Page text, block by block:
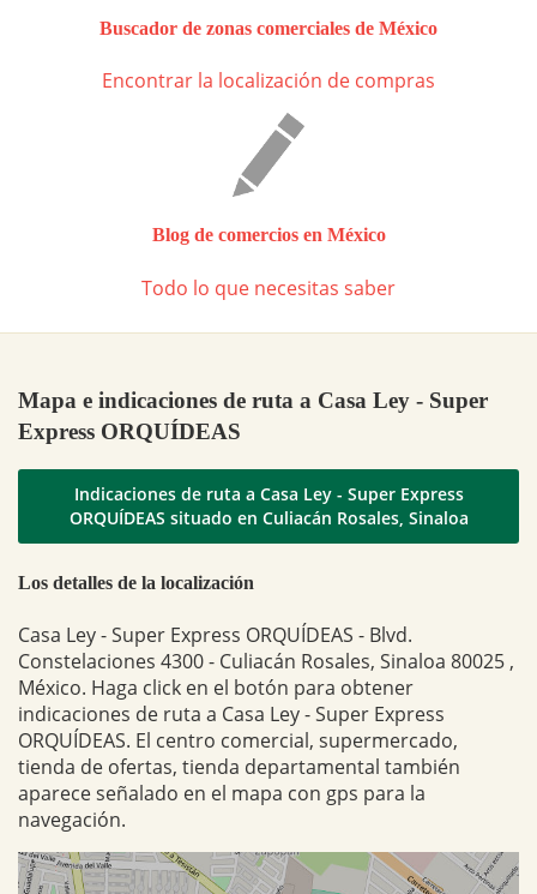
Buscador de zonas comerciales de México
Encontrar la localización de compras
Blog de comercios en México
Todo lo que necesitas saber
Mapa e indicaciones de ruta a Casa Ley - Super
Express ORQUÍDEAS
Indicaciones de ruta a Casa Ley - Super Express
ORQUÍDEAS situado en Culiacán Rosales, Sinaloa
Los detalles de la localización
Casa Ley - Super Express ORQUÍDEAS - Blvd.
Constelaciones 4300 - Culiacán Rosales, Sinaloa 80025 ,
México. Haga click en el botón para obtener
indicaciones de ruta a Casa Ley - Super Express
ORQUÍDEAS. El centro comercial, supermercado,
tienda de ofertas, tienda departamental también
aparece señalado en el mapa con gps para la
navegación.